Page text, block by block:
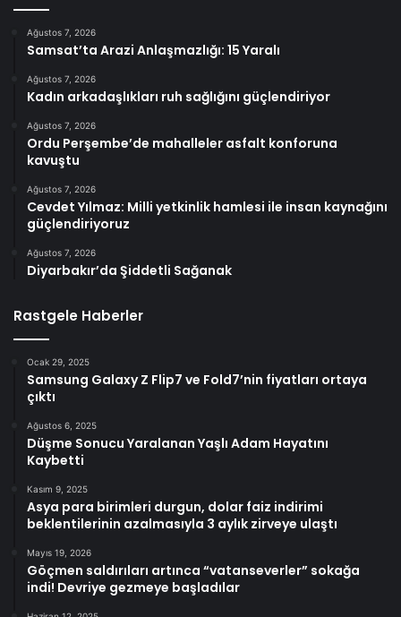
Ağustos 7, 2026
Samsat’ta Arazi Anlaşmazlığı: 15 Yaralı
Ağustos 7, 2026
Kadın arkadaşlıkları ruh sağlığını güçlendiriyor
Ağustos 7, 2026
Ordu Perşembe’de mahalleler asfalt konforuna
kavuştu
Ağustos 7, 2026
Cevdet Yılmaz: Milli yetkinlik hamlesi ile insan kaynağını
güçlendiriyoruz
Ağustos 7, 2026
Diyarbakır’da Şiddetli Sağanak
Rastgele Haberler
Ocak 29, 2025
Samsung Galaxy Z Flip7 ve Fold7’nin fiyatları ortaya
çıktı
Ağustos 6, 2025
Düşme Sonucu Yaralanan Yaşlı Adam Hayatını
Kaybetti
Kasım 9, 2025
Asya para birimleri durgun, dolar faiz indirimi
beklentilerinin azalmasıyla 3 aylık zirveye ulaştı
Mayıs 19, 2026
Göçmen saldırıları artınca “vatanseverler” sokağa
indi! Devriye gezmeye başladılar